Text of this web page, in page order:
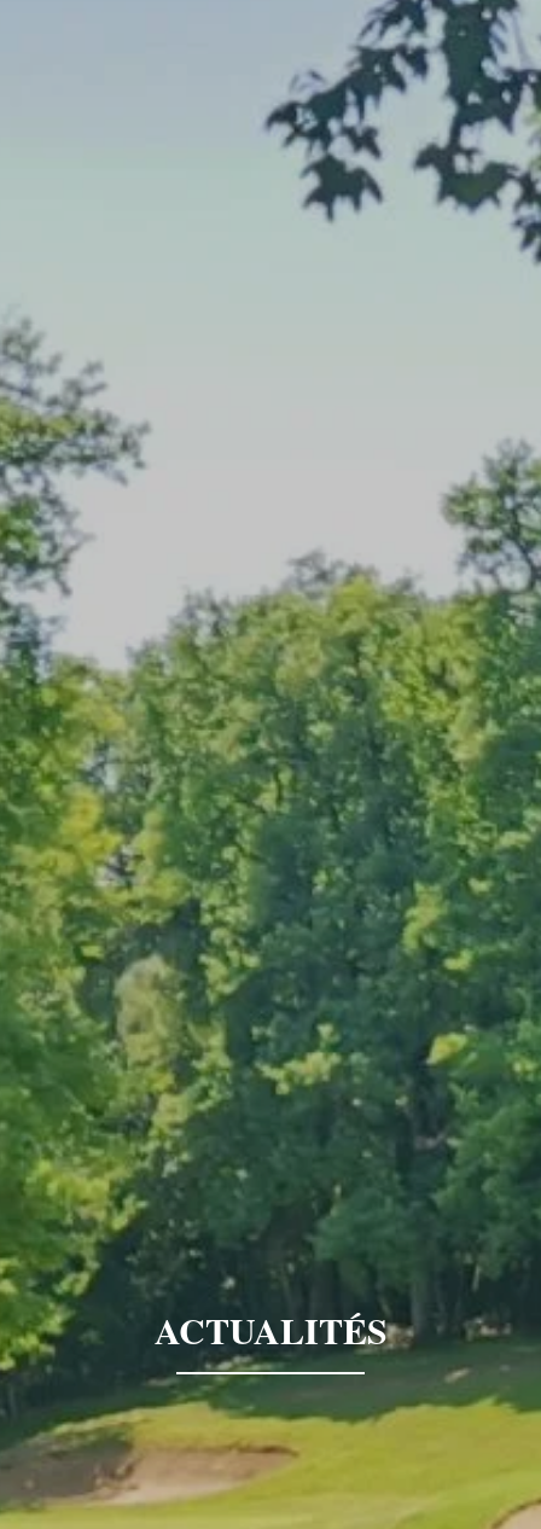
ACTUALITÉS